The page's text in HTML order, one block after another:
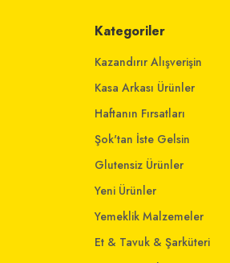
Kategoriler
Kazandırır Alışverişin
Kasa Arkası Ürünler
Haftanın Fırsatları
Şok'tan İste Gelsin
Glutensiz Ürünler
Yeni Ürünler
Yemeklik Malzemeler
Et & Tavuk & Şarküteri